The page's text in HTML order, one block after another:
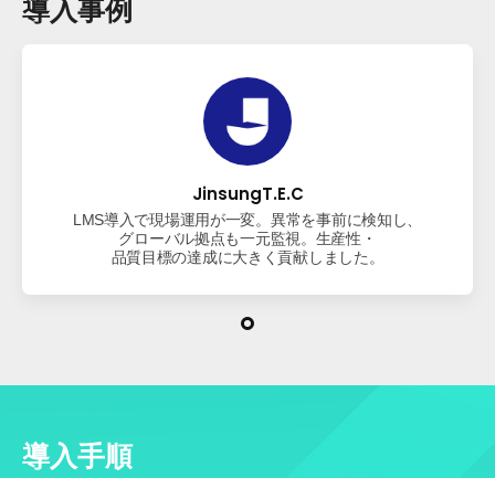
導入事例
JinsungT.E.C
LMS導入で現場運用が一変。異常を事前に検知し、
グローバル拠点も一元監視。生産性・
品質目標の達成に大きく貢献しました。
導入手順